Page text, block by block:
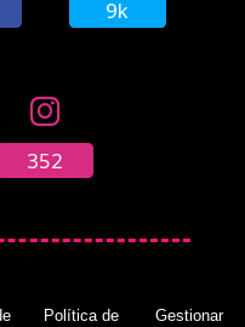
9k
352
Política de
Gestionar